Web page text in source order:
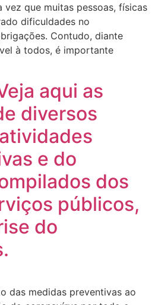
vez que muitas pessoas, físicas
dificuldades no
Contudo, diante
à todos, é importante
aqui as
diversos
e do
dos
públicos,
do
das medidas preventivas ao